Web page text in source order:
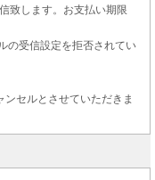
致します。お支払い期限
の受信設定を拒否されてい
セルとさせていただきま